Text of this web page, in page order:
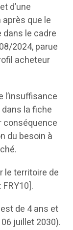
d’une
que le
le cadre
2024, parue
acheteur
l’insuffisance
la fiche
conséquence
du besoin à
le territoire de
de 4 ans et
juillet 2030).